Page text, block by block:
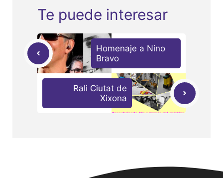
Te puede interesar
Homenaje a Nino
Bravo
Rali Ciutat de
Xixona